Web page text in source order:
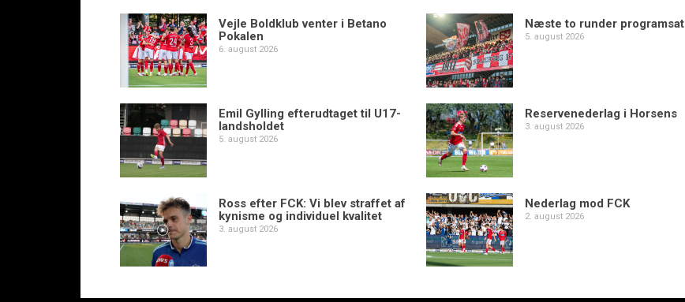
Vejle Boldklub venter i Betano
Pokalen
6. august 2026
Næste to runder programsat
5. august 2026
Emil Gylling efterudtaget til U17-
landsholdet
5. august 2026
Reservenederlag i Horsens
3. august 2026
Ross efter FCK: Vi blev straffet af
kynisme og individuel kvalitet
3. august 2026
Nederlag mod FCK
2. august 2026